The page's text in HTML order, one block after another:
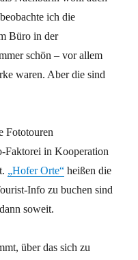
ich die
Büro in der
schön – vor allem
waren. Aber die sind
Fototouren
Faktorei in Kooperation
„Hofer Orte“ heißen die
Info zu buchen sind
soweit.
über das sich zu